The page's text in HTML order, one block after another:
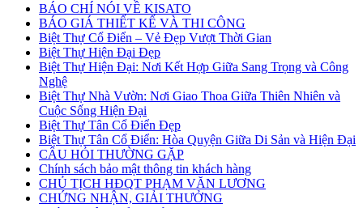
BÁO CHÍ NÓI VỀ KISATO
BÁO GIÁ THIẾT KẾ VÀ THI CÔNG
Biệt Thự Cổ Điển – Vẻ Đẹp Vượt Thời Gian
Biệt Thự Hiện Đại Đẹp
Biệt Thự Hiện Đại: Nơi Kết Hợp Giữa Sang Trọng và Công
Nghệ
Biệt Thự Nhà Vườn: Nơi Giao Thoa Giữa Thiên Nhiên và
Cuộc Sống Hiện Đại
Biệt Thự Tân Cổ Điển Đẹp
Biệt Thự Tân Cổ Điển: Hòa Quyện Giữa Di Sản và Hiện Đại
CÂU HỎI THƯỜNG GẶP
Chính sách bảo mật thông tin khách hàng
CHỦ TỊCH HĐQT PHẠM VĂN LƯƠNG
CHỨNG NHẬN, GIẢI THƯỞNG